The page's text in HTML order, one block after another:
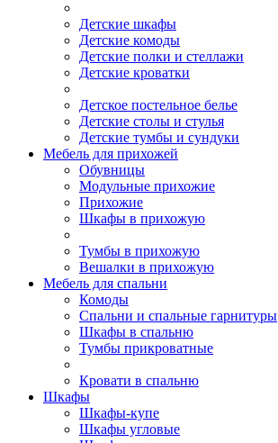
Детские шкафы
Детские комоды
Детские полки и стеллажи
Детские кроватки
Детское постельное белье
Детские столы и стулья
Детские тумбы и сундуки
Мебель для прихожей
Обувницы
Модульные прихожие
Прихожие
Шкафы в прихожую
Тумбы в прихожую
Вешалки в прихожую
Мебель для спальни
Комоды
Спальни и спальные гарнитуры
Шкафы в спальню
Тумбы прикроватные
Кровати в спальню
Шкафы
Шкафы-купе
Шкафы угловые